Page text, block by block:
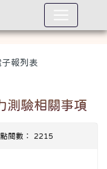
子報列表
測驗相關事項
閱數： 2215